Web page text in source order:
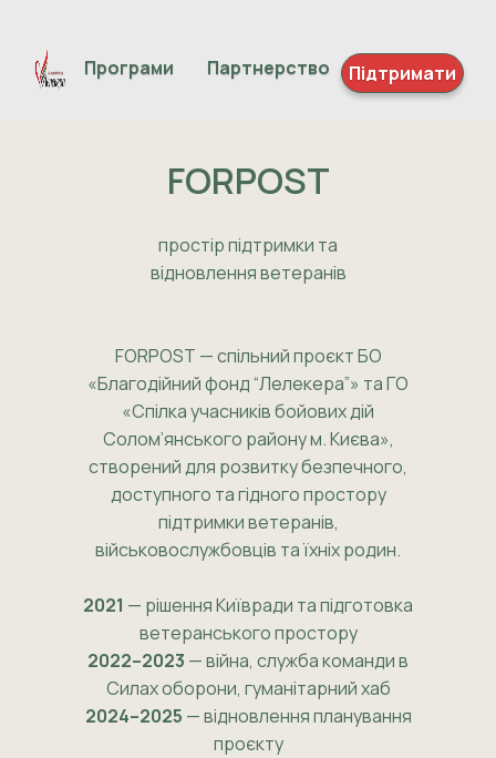
Програми Партнерство Підтримати
FORPOST
простір підтримки та
відновлення ветеранів
FORPOST — спільний проєкт БО
«Благодійний фонд “Лелекера”» та ГО
«Спілка учасників бойових дій
Солом’янського району м. Києва»,
створений для розвитку безпечного,
доступного та гідного простору
підтримки ветеранів,
військовослужбовців та їхніх родин.
2021 — рішення Київради та підготовка
ветеранського простору
2022–2023 — війна, служба команди в
Силах оборони, гуманітарний хаб
2024–2025 — відновлення планування
проєкту